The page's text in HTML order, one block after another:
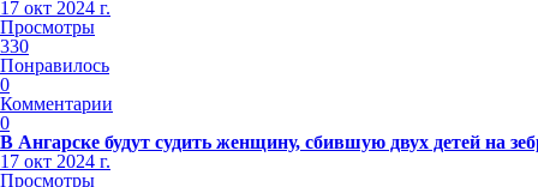
17 окт 2024 г.
Просмотры
330
Понравилось
0
Комментарии
0
В Ангарске будут судить женщину, сбившую двух детей на
17 окт 2024 г.
Просмотры